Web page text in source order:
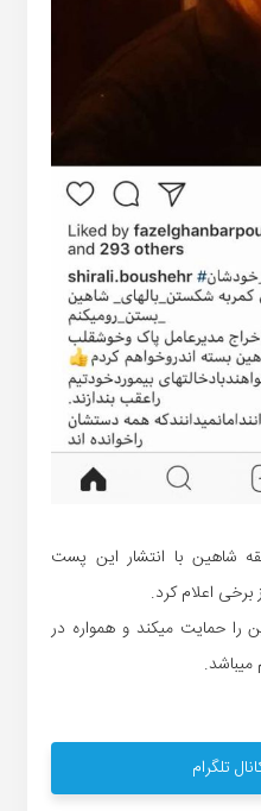
شاهین با انتشار این پست
برخی اعلام کرد.
را حمایت میکند و همواره در
میباشد.
تلگرام